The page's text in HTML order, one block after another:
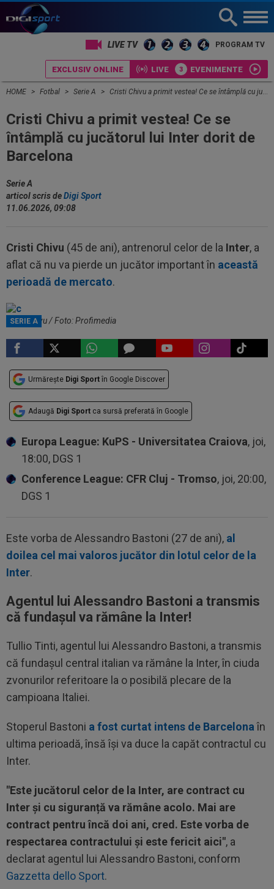
LIVE TV PROGRAM TV
EXCLUSIV ONLINE LIVE EVENIMENTE
HOME Fotbal Serie A Cristi Chivu a primit vestea! Ce se întâmplă cu jucătorul lui Inter dorit de Barcelona
Cristi Chivu a primit vestea! Ce se
întâmplă cu jucătorul lui Inter dorit de
Barcelona
Serie A
articol scris deDigi Sport
11.06.2026, 09:08
Cristi Chivu (45 de ani), antrenorul celor de la Inter, a
aflat că nu va pierde un jucător important în această
perioadă de mercato.
SERIE A
Cristi Chivu / Foto: Profimedia
Urmărește Digi Sport în Google Discover
Adaugă Digi Sport ca sursă preferată în Google
Europa League: KuPS - Universitatea Craiova, joi,
18:00, DGS 1
Conference League: CFR Cluj - Tromso, joi, 20:00,
DGS 1
Este vorba de Alessandro Bastoni (27 de ani), al
doilea cel mai valoros jucător din lotul celor de la
Inter.
Agentul lui Alessandro Bastoni a transmis
că fundașul va rămâne la Inter!
Tullio Tinti, agentul lui Alessandro Bastoni, a transmis
că fundașul central italian va rămâne la Inter, în ciuda
zvonurilor referitoare la o posibilă plecare de la
campioana Italiei.
Stoperul Bastoni a fost curtat intens de Barcelonaîn
ultima perioadă, însă își va duce la capăt contractul cu
Inter.
"Este jucătorul celor de la Inter, are contract cu
Inter și cu siguranță va rămâne acolo. Mai are
contract pentru încă doi ani, cred. Este vorba de
respectarea contractului și este fericit aici", a
declarat agentul lui Alessandro Bastoni, conform
Gazzetta dello Sport.